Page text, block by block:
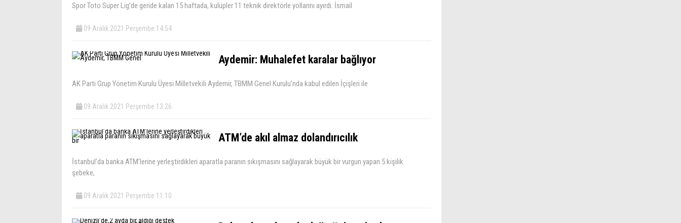
Spor Toto Süper Lig’de geride kalan 15 haftada, kulüpler 11 teknik direktörle yollarını ayırdı. İsmail
09 Aralık 2021 Perşembe 14:54
Aydemir: Muhalefet karalar bağlıyor
AK Parti Grup Yönetim Kurulu Üyesi Milletvekili Aydemir, TBMM Genel Kurulu’nda kabul edilen İçişleri ile
09 Aralık 2021 Perşembe 13:26
ATM’de akıl almaz dolandırıcılık
İstanbul’da banka ATM’lerine yerleştirdikleri aparatla paranın sıkışmasını sağlayarak büyük bir vurgun yapan 5 kişilik
şebeke,
09 Aralık 2021 Perşembe 11:10